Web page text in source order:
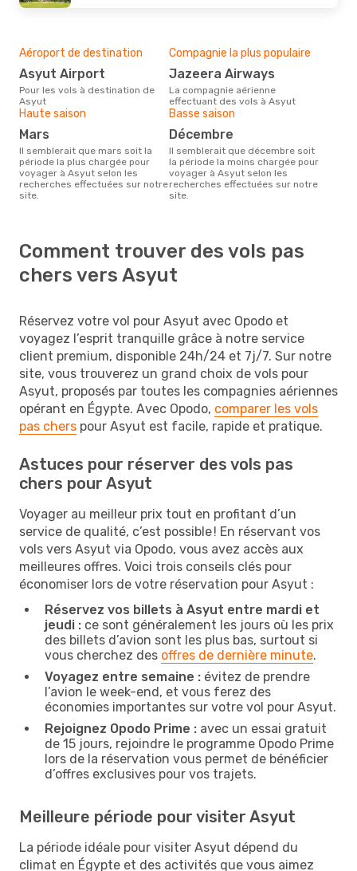
Aéroport de destination
Asyut Airport
Pour les vols à destination de
Asyut
Compagnie la plus populaire
Jazeera Airways
La compagnie aérienne
effectuant des vols à Asyut
Haute saison
mars
Il semblerait que mars soit la
période la plus chargée pour
voyager à Asyut selon les
recherches effectuées sur notre
site.
Basse saison
décembre
Il semblerait que décembre soit
la période la moins chargée pour
voyager à Asyut selon les
recherches effectuées sur notre
site.
Comment trouver des vols pas
chers vers Asyut
Réservez votre vol pour Asyut avec Opodo et
voyagez l’esprit tranquille grâce à notre service
client premium, disponible 24h/24 et 7j/7. Sur notre
site, vous trouverez un grand choix de vols pour
Asyut, proposés par toutes les compagnies aériennes
opérant en Égypte. Avec Opodo, comparer les vols
pas chers pour Asyut est facile, rapide et pratique.
Astuces pour réserver des vols pas
chers pour Asyut
Voyager au meilleur prix tout en profitant d’un
service de qualité, c’est possible ! En réservant vos
vols vers Asyut via Opodo, vous avez accès aux
meilleures offres. Voici trois conseils clés pour
économiser lors de votre réservation pour Asyut :
Réservez vos billets à Asyut entre mardi et
jeudi : ce sont généralement les jours où les prix
des billets d’avion sont les plus bas, surtout si
vous cherchez des offres de dernière minute.
Voyagez entre semaine : évitez de prendre
l’avion le week-end, et vous ferez des
économies importantes sur votre vol pour Asyut.
Rejoignez Opodo Prime : avec un essai gratuit
de 15 jours, rejoindre le programme Opodo Prime
lors de la réservation vous permet de bénéficier
d’offres exclusives pour vos trajets.
Meilleure période pour visiter Asyut
La période idéale pour visiter Asyut dépend du
climat en Égypte et des activités que vous aimez